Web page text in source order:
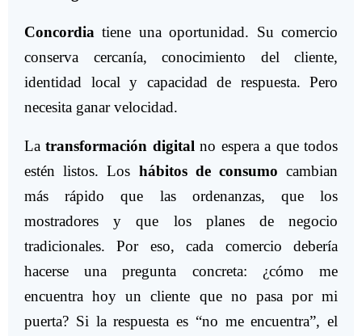
Concordia tiene una oportunidad. Su comercio
conserva cercanía, conocimiento del cliente,
identidad local y capacidad de respuesta. Pero
necesita ganar velocidad.
Latransformación digital no espera a que todos
estén listos. Los hábitos de consumo cambian
más rápido que las ordenanzas, que los
mostradores y que los planes de negocio
tradicionales. Por eso, cada comercio debería
hacerse una pregunta concreta: ¿cómo me
encuentra hoy un cliente que no pasa por mi
puerta? Si la respuesta es “no me encuentra”, el